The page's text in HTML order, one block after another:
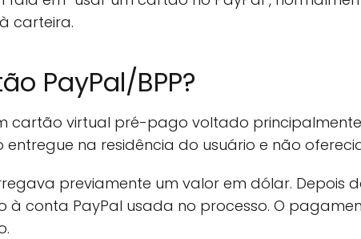
carteira.
PayPal/BPP?
cartão virtual pré-pago voltado
na residência do usuário e não
previamente um valor em dólar. Depois
à conta PayPal usada no processo. O